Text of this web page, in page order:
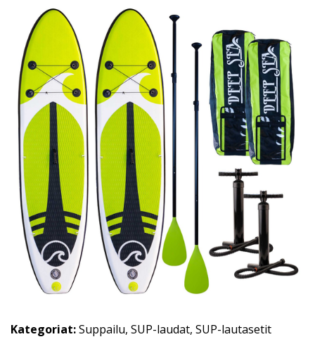
Kategoriat:Suppailu, SUP-laudat, SUP-lautasetit